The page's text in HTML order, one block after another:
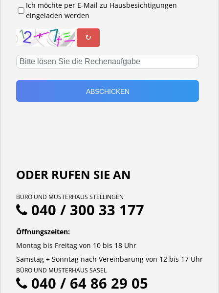
Ich möchte per E-Mail zu Hausbesichtigungen
eingeladen werden
↻
ODER RUFEN SIE AN
BÜRO UND MUSTERHAUS STELLINGEN
040 / 300 33 177
Öffnungszeiten:
Montag bis Freitag von 10 bis 18 Uhr
Samstag + Sonntag nach Vereinbarung von 12 bis 17 Uhr
BÜRO UND MUSTERHAUS SASEL
040 / 64 86 29 05